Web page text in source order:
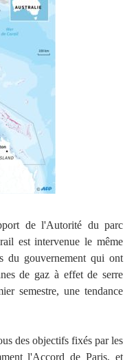
de l'Autorité du parc
est intervenue le même
du gouvernement qui ont
de gaz à effet de serre
semestre, une tendance
des objectifs fixés par les
l'Accord de Paris, et